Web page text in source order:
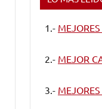
1.-
2.- MEJOR
3.-